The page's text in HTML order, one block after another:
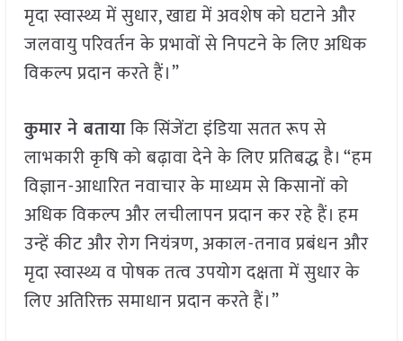
मृदा स्वास्थ्य में सुधार, खाद्य में अवशेष को घटाने और
जलवायु परिवर्तन के प्रभावों से निपटने के लिए अधिक
विकल्प प्रदान करते हैं।”
कुमार ने बतायाकि सिंजेंटा इंडिया सतत रूप से
लाभकारी कृषि को बढ़ावा देने के लिए प्रतिबद्ध है। “हम
विज्ञान-आधारित नवाचार के माध्यम से किसानों को
अधिक विकल्प और लचीलापन प्रदान कर रहे हैं। हम
उन्हें कीट और रोग नियंत्रण, अकाल-तनाव प्रबंधन और
मृदा स्वास्थ्य व पोषक तत्व उपयोग दक्षता में सुधार के
लिए अतिरिक्त समाधान प्रदान करते हैं।”